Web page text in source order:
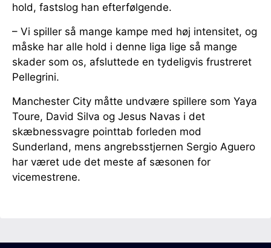
hold, fastslog han efterfølgende.
– Vi spiller så mange kampe med høj intensitet, og
måske har alle hold i denne liga lige så mange
skader som os, afsluttede en tydeligvis frustreret
Pellegrini.
Manchester City måtte undvære spillere som Yaya
Toure, David Silva og Jesus Navas i det
skæbnessvagre pointtab forleden mod
Sunderland, mens angrebsstjernen Sergio Aguero
har været ude det meste af sæsonen for
vicemestrene.